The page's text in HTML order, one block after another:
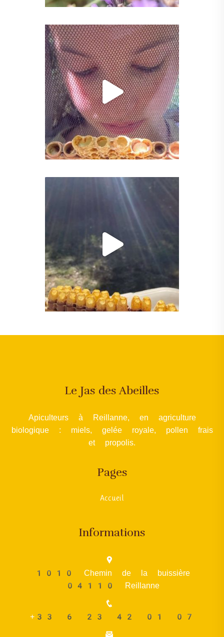
Le Jas des Abeilles
Apiculteurs à Reillanne, en agriculture
biologique : miels, gelée royale, pollen frais
et propolis.
Pages
Accueil
Informations
1010 Chemin de la buissière
04110 Reillanne
+33 6 23 42 01 07